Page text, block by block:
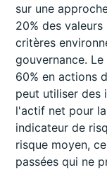
sur une
20% des
critères
gouvernance.
60% en actions
peut utiliser des
l'actif net pour
indicateur de
risque moyen,
passées qui ne